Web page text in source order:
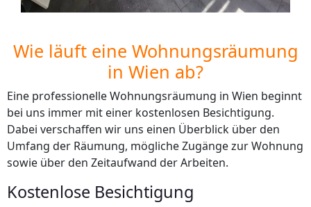
Wie läuft eine Wohnungsräumung
in Wien ab?
Eine professionelle Wohnungsräumung in Wien beginnt
bei uns immer mit einer kostenlosen Besichtigung.
Dabei verschaffen wir uns einen Überblick über den
Umfang der Räumung, mögliche Zugänge zur Wohnung
sowie über den Zeitaufwand der Arbeiten.
Kostenlose Besichtigung